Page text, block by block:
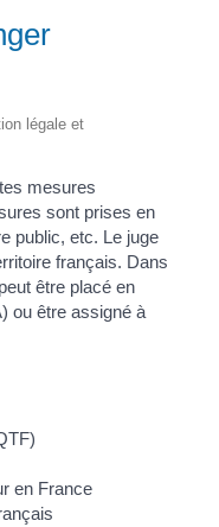
légale et
mesures
sont prises en
public, etc. Le juge
français. Dans
être placé en
ou être assigné à
en France